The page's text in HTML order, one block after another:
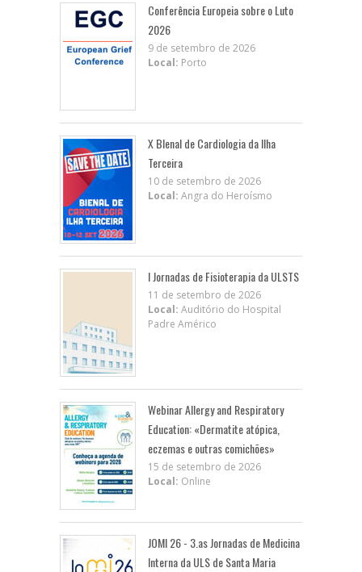
Conferência Europeia sobre o Luto
2026
9 de setembro de 2026
Local: Porto
X BIenal de Cardiologia da Ilha
Terceira
10 de setembro de 2026
Local: Angra do Heroísmo
I Jornadas de Fisioterapia da ULSTS
11 de setembro de 2026
Local: Auditório do Hospital
Padre Américo
Webinar Allergy and Respiratory
Education: «Dermatite atópica,
eczemas e outras comichões»
15 de setembro de 2026
Local: Online
JOMI 26 - 3.as Jornadas de Medicina
Interna da ULS de Santa Maria